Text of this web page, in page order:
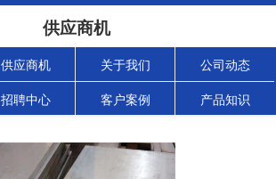
供应商机
供应商机 关于我们 公司动态
招聘中心 客户案例 产品知识